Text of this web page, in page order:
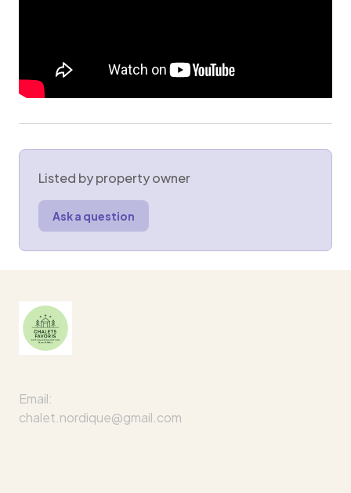
Listed by property owner
Ask a question
Email:
chalet.nordique@gmail.com